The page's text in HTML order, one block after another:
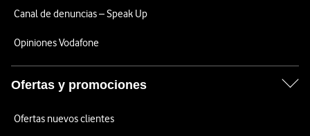
Canal de denuncias – Speak Up
Opiniones Vodafone
Ofertas y promociones
Ofertas nuevos clientes